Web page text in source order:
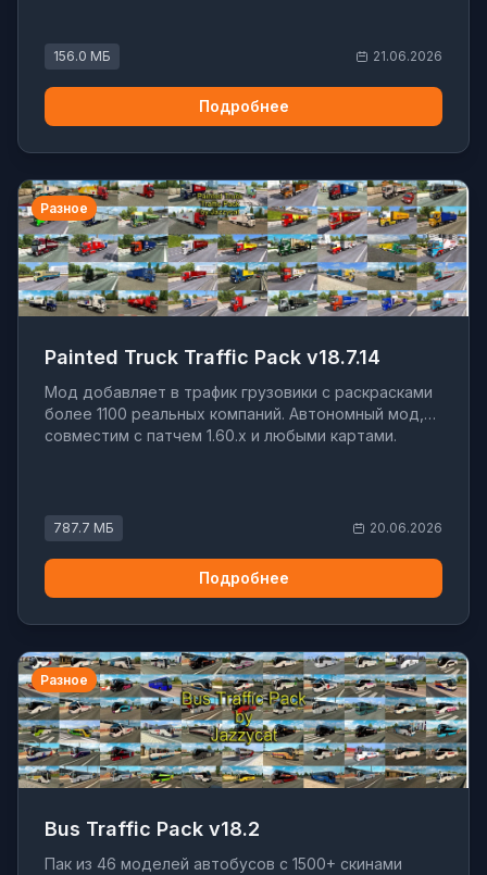
156.0 МБ 21.06.2026
Подробнее
Разное
Painted Truck Traffic Pack v18.7.14
Мод добавляет в трафик грузовики с раскрасками
более 1100 реальных компаний. Автономный мод,
совместим с патчем 1.60.x и любыми картами.
787.7 МБ 20.06.2026
Подробнее
Разное
Bus Traffic Pack v18.2
Пак из 46 моделей автобусов с 1500+ скинами